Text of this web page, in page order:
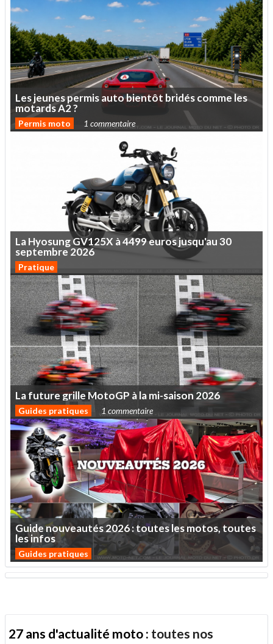
Lesjeunespermisautobientôt bridéscommeles
motardsA2?
Permis moto 1 commentaire
LaHyosungGV125X à4499eurosjusqu'au30
septembre 2026
Pratique
Lafuturegrille MotoGP àlami-saison 2026
Guides pratiques 1 commentaire
Guidenouveautés2026:touteslesmotos,toutes
lesinfos
Guides pratiques
27 ans d'actualité moto : toutes nos